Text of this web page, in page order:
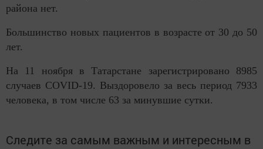
района нет.
Большинство новых пациентов в возрасте от 30 до 50
лет.
На 11 ноября в Татарстане зарегистрировано 8985
случаев COVID-19. Выздоровело за весь период 7933
человека, в том числе 63 за минувшие сутки.
Следите за самым важным и интересным в